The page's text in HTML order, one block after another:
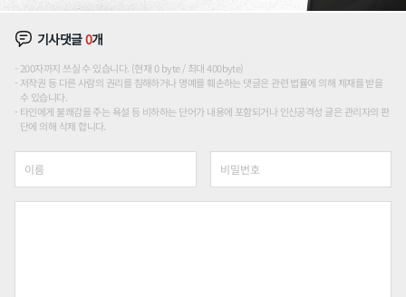
기사댓글0개
200자까지 쓰실 수 있습니다. (현재 0 byte / 최대 400byte)
저작권 등 다른 사람의 권리를 침해하거나 명예를 훼손하는 댓글은 관련 법률에 의해 제재를 받을
수 있습니다.
타인에게 불쾌감을 주는 욕설 등 비하하는 단어가 내용에 포함되거나 인신공격성 글은 관리자의 판
단에 의해 삭제 합니다.